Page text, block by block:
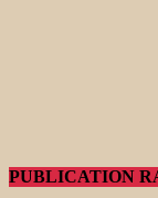
PUBLICATION